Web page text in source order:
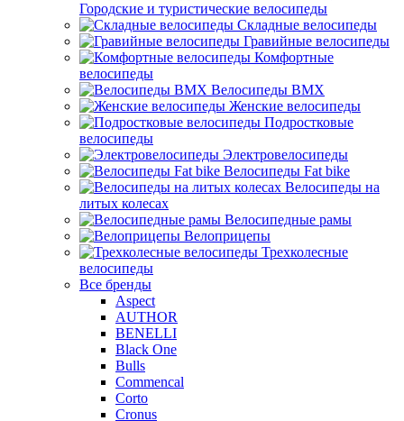
Городские и туристические велосипеды
Складные велосипеды
Гравийные велосипеды
Комфортные
велосипеды
Велосипеды BMX
Женские велосипеды
Подростковые
велосипеды
Электровелосипеды
Велосипеды Fat bike
Велосипеды на
литых колесах
Велосипедные рамы
Велоприцепы
Трехколесные
велосипеды
Все бренды
Aspect
AUTHOR
BENELLI
Black One
Bulls
Commencal
Corto
Cronus